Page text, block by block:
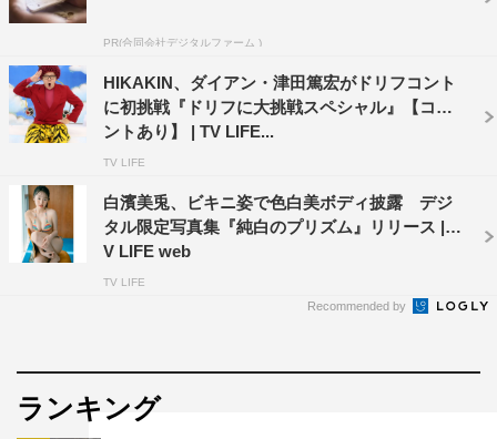
PR(合同会社デジタルファーム )
HIKAKIN、ダイアン・津田篤宏がドリフコント
に初挑戦『ドリフに大挑戦スペシャル』【コメ
ントあり】 | TV LIFE...
TV LIFE
白濱美兎、ビキニ姿で色白美ボディ披露 デジ
タル限定写真集『純白のプリズム』リリース | T
V LIFE web
TV LIFE
Recommended by
ランキング